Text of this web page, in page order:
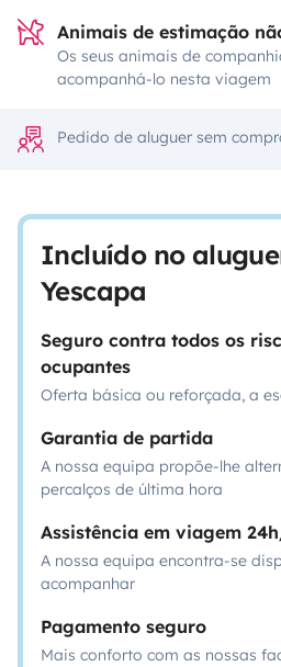
Animais de estimação
Os seus animais de
acompanhá-lo nesta viagem
Pedido de aluguer sem
Incluído no
Yescapa
Seguro contra todos os
ocupantes
Oferta básica ou reforçada, a
Garantia de partida
A nossa equipa propõe-lhe
percalços de última hora
Assistência em viagem
A nossa equipa encontra-se
acompanhar
Pagamento seguro
Mais conforto com as nossas